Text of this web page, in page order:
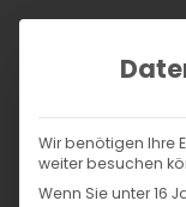
Zum
Products
Start/Shop/Nähen
Wir benötigen Ihre
weiter besuchen
Wenn Sie unter 16